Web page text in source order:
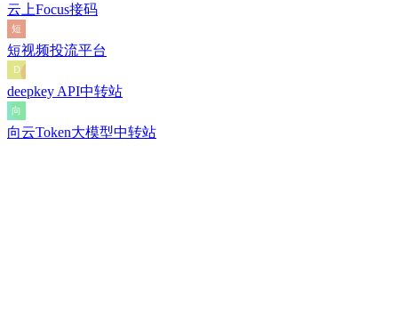
云上Focus接码
短视频投流平台
deepkey API中转站
向云Token大模型中转站